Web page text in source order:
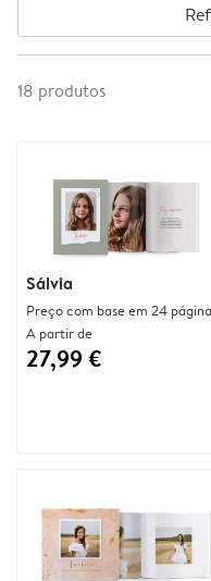
18 produtos
Sálvia
Preço com base em 24
A partir de
27,99 €